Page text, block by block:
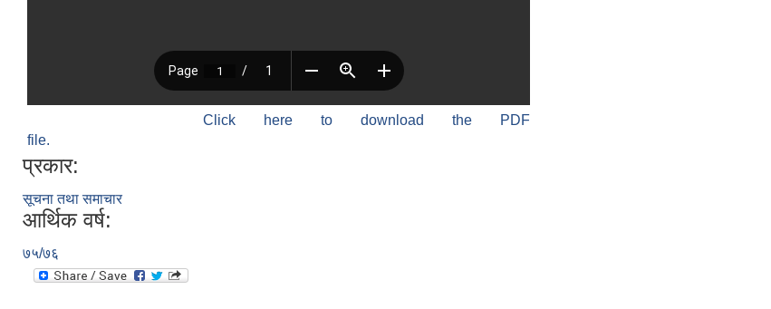
Click here to download the PDF
file.
प्रकार:
सूचना तथा समाचार
आर्थिक वर्ष:
७५/७६